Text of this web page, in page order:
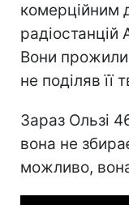
комерційним
Вони прожили
не поділяв її
Зараз Ользі
вона не
можливо,